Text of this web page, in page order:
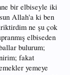
bir elbiseyle iki
Allah'a ki ben
ne şu çok
elbiseden
bulurum;
fakat
yemeye